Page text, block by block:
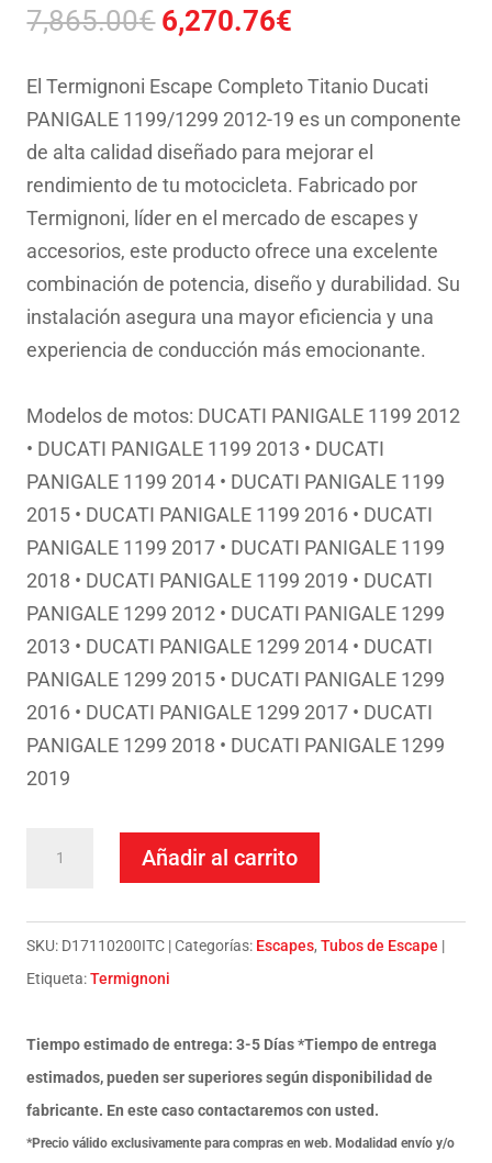
7,865.00€ El
original
era:
7,865.00€.
6,270.76€
actual
es:
6,270.76€.
El Termignoni Escape Completo Titanio Ducati
PANIGALE 1199/1299 2012-19 es un componente
de alta calidad diseñado para mejorar el
rendimiento de tu motocicleta. Fabricado por
Termignoni, líder en el mercado de escapes y
accesorios, este producto ofrece una excelente
combinación de potencia, diseño y durabilidad. Su
instalación asegura una mayor eficiencia y una
experiencia de conducción más emocionante.
Modelos de motos: DUCATI PANIGALE 1199 2012
• DUCATI PANIGALE 1199 2013 • DUCATI
PANIGALE 1199 2014 • DUCATI PANIGALE 1199
2015 • DUCATI PANIGALE 1199 2016 • DUCATI
PANIGALE 1199 2017 • DUCATI PANIGALE 1199
2018 • DUCATI PANIGALE 1199 2019 • DUCATI
PANIGALE 1299 2012 • DUCATI PANIGALE 1299
2013 • DUCATI PANIGALE 1299 2014 • DUCATI
PANIGALE 1299 2015 • DUCATI PANIGALE 1299
2016 • DUCATI PANIGALE 1299 2017 • DUCATI
PANIGALE 1299 2018 • DUCATI PANIGALE 1299
2019
Titanio
Ducati
1199/1299
2012-
19
cantidad
Añadir al carrito
SKU: D17110200ITC Categorías: Escapes,Tubos de Escape
Etiqueta:Termignoni
Tiempo estimado de entrega: 3-5 Días *Tiempo de entrega
estimados, pueden ser superiores según disponibilidad de
fabricante. En este caso contactaremos con usted.
*Precio válido exclusivamente para compras en web. Modalidad envío y/o